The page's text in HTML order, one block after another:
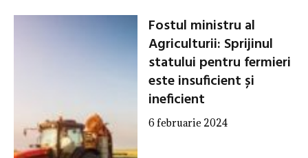
Fostul ministru al
Agriculturii: Sprijinul
statului pentru fermieri
este insuficient și
ineficient
6 februarie 2024